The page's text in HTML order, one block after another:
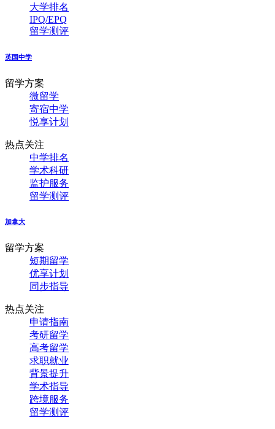
大学排名
IPQ/EPQ
留学测评
英国中学
留学方案
微留学
寄宿中学
悦享计划
热点关注
中学排名
学术科研
监护服务
留学测评
加拿大
留学方案
短期留学
优享计划
同步指导
热点关注
申请指南
考研留学
高考留学
求职就业
背景提升
学术指导
跨境服务
留学测评